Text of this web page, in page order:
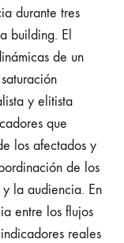
durante tres
building. El
de un
y elitista
que
los afectados y
de los
la audiencia. En
entre los flujos
reales